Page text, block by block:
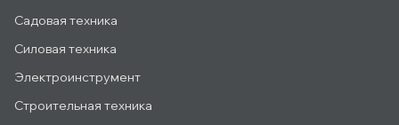
Садовая техника
Силовая техника
Электроинструмент
Строительная техника